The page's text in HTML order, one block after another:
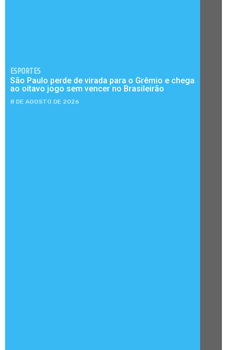
ESPORTES
São Paulo perde de virada para o Grêmio e chega
ao oitavo jogo sem vencer no Brasileirão
8 DE AGOSTO DE 2026